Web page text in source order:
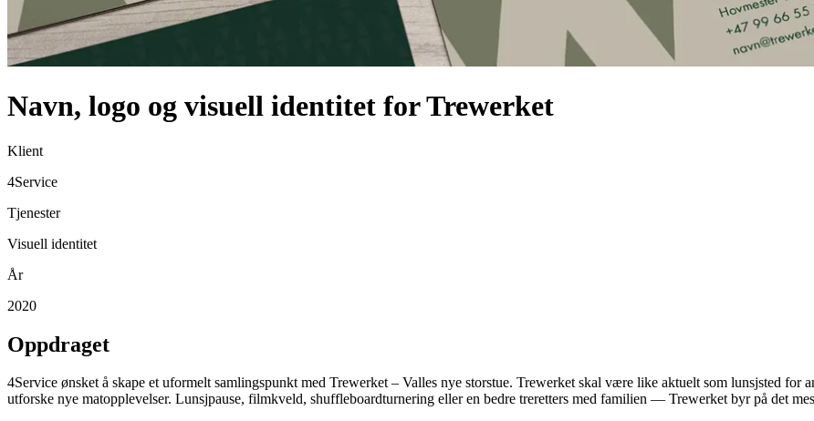
Navn, logo og visuell identitet for Trewerket
Klient
4Service
Tjenester
Visuell identitet
År
2020
Oppdraget
4Service ønsket å skape et uformelt samlingspunkt med Trewerket – Valles nye storstue. Trewerket skal være like aktuelt som lunsjsted
utforske nye matopplevelser. Lunsjpause, filmkveld, shuffleboardturnering eller en bedre treretters med familien — Trewerket byr på det